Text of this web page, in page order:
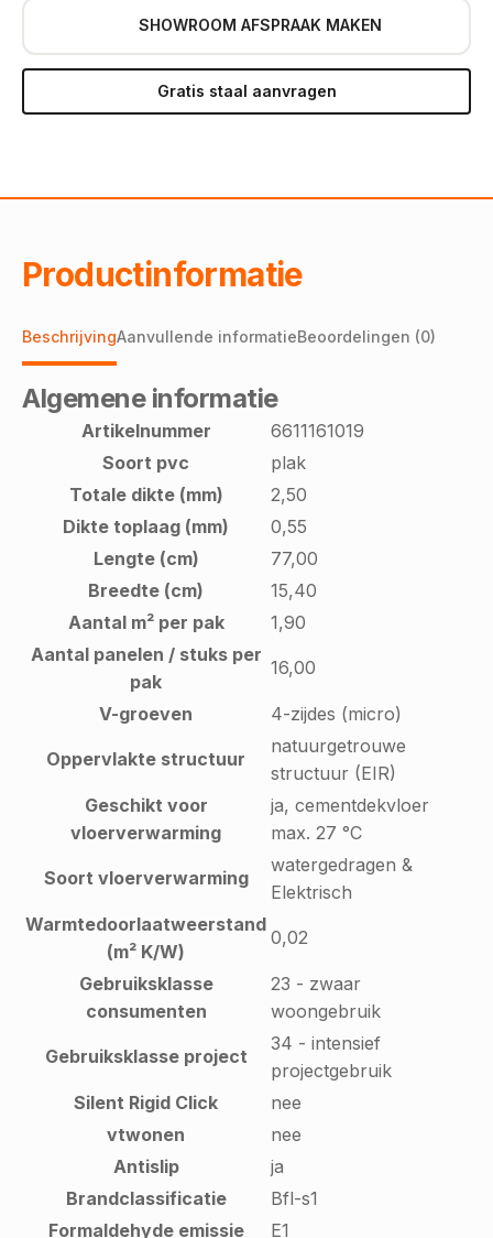
SHOWROOM AFSPRAAK MAKEN
Gratis staal aanvragen
Productinformatie
BeschrijvingAanvullende informatieBeoordelingen (0)
Algemene informatie
Artikelnummer
6611161019
Soort pvc
plak
Totale dikte (mm)
2,50
Dikte toplaag (mm)
0,55
Lengte (cm)
77,00
Breedte (cm)
15,40
Aantal m² per pak
1,90
Aantal panelen / stuks per
pak
16,00
V-groeven 4-zijdes (micro)
Oppervlakte structuur
natuurgetrouwe
structuur (EIR)
Geschikt voor
vloerverwarming
ja, cementdekvloer
max. 27 °C
Soort vloerverwarming
watergedragen &
Elektrisch
Warmtedoorlaatweerstand
(m² K/W)
0,02
Gebruiksklasse
consumenten
23 - zwaar
woongebruik
Gebruiksklasse project
34 - intensief
projectgebruik
Silent Rigid Click
nee
vtwonen
nee
Antislip
ja
Brandclassificatie
Bfl-s1
Formaldehyde emissie
E1